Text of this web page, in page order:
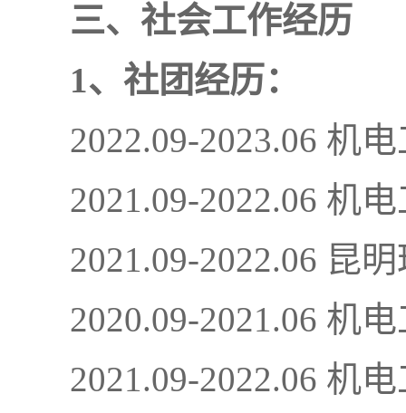
三、社会工作经历
1、社团经历：
2022.09-2023.06 机
2021.09-2022.06 机
2021.09-2022.06 昆
2020.09-2021.06 机
2021.09-2022.06 机